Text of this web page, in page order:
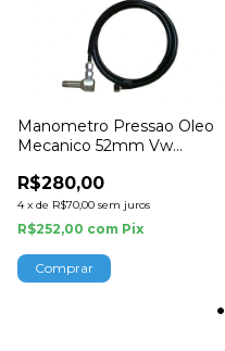
Manometro Pressao Oleo
Mecanico 52mm Vw
R$280,00
4 x de R$70,00 sem juros
R$252,00 com Pix
Comprar